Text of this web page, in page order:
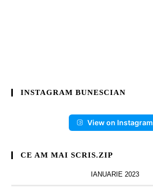
INSTAGRAM BUNESCIAN
View on Instagram
CE AM MAI SCRIS.ZIP
IANUARIE 2023